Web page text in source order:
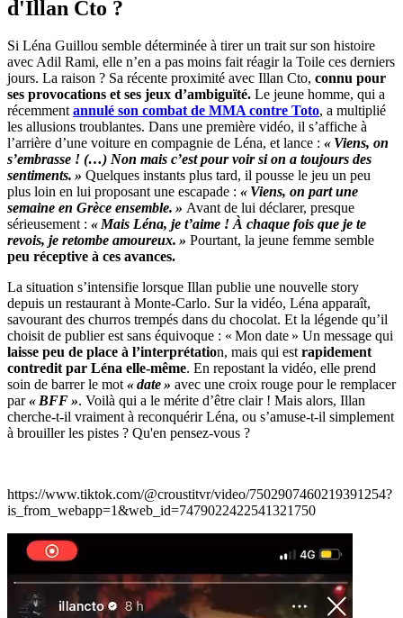
d'Illan Cto ?
Si Léna Guillou semble déterminée à tirer un trait sur son histoire
avec Adil Rami, elle n’en a pas moins fait réagir la Toile ces derniers
jours. La raison ? Sa récente proximité avec Illan Cto, connu pour
ses provocations et ses jeux d’ambiguïté. Le jeune homme, qui a
récemmentannulé son combat de MMA contre Toto, a multiplié
les allusions troublantes. Dans une première vidéo, il s’affiche à
l’arrière d’une voiture en compagnie de Léna, et lance : « Viens, on
s’embrasse ! (…) Non mais c’est pour voir si on a toujours des
sentiments. » Quelques instants plus tard, il pousse le jeu un peu
plus loin en lui proposant une escapade : « Viens, on part une
semaine en Grèce ensemble. » Avant de lui déclarer, presque
sérieusement : « Mais Léna, je t’aime ! À chaque fois que je te
revois, je retombe amoureux. » Pourtant, la jeune femme semble
peu réceptive à ces avances.
La situation s’intensifie lorsque Illan publie une nouvelle story
depuis un restaurant à Monte-Carlo. Sur la vidéo, Léna apparaît,
savourant des churros trempés dans du chocolat. Et la légende qu’il
choisit de publier est sans équivoque : « Mon date » Un message qui
laisse peu de place à l’interprétation, mais qui estrapidement
contredit par Léna elle-même. En repostant la vidéo, elle prend
soin de barrer le mot« date » avec une croix rouge pour le remplacer
par« BFF ». Voilà qui a le mérite d’être clair ! Mais alors, Illan
cherche-t-il vraiment à reconquérir Léna, ou s’amuse-t-il simplement
à brouiller les pistes ? Qu'en pensez-vous ?
https://www.tiktok.com/@croustitvr/video/7502907460219391254?
is_from_webapp=1&web_id=7479022422541321750